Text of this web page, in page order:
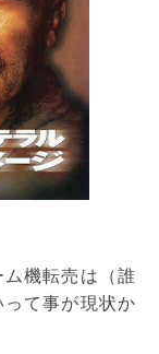
機転売は（誰
て事が現状か